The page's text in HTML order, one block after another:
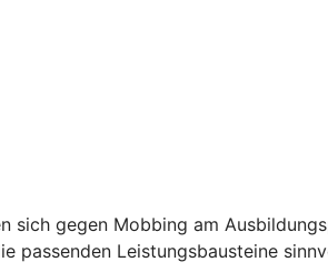
sich gegen Mobbing am
passenden Leistungsbausteine